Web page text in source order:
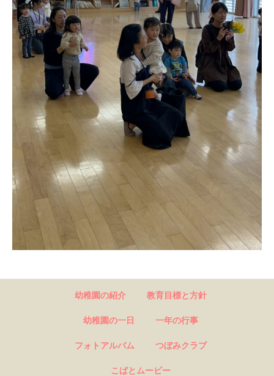
幼稚園の紹介 教育目標と方針
幼稚園の一日 一年の行事
フォトアルバム つぼみクラブ
こばとムービー